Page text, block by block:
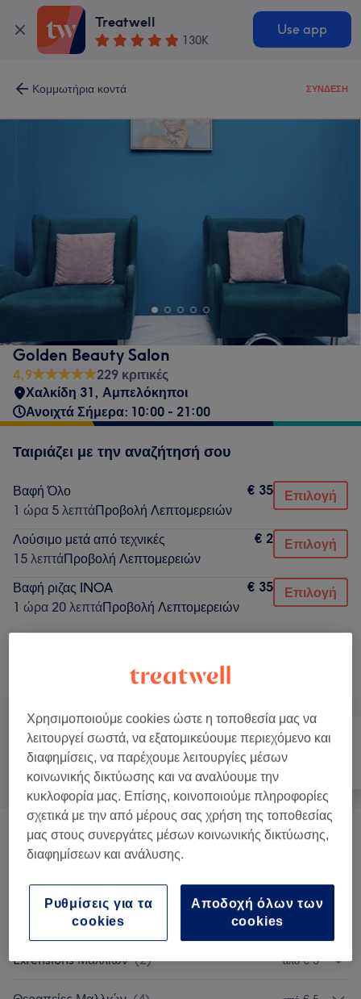
Treatwell
130K
Use app
Κομμωτήρια κοντά ΣΎΝΔΕΣΗ
Golden Beauty Salon
4,9
229 κριτικές
Χαλκίδη 31, Αμπελόκηποι
Ανοιχτά Σήμερα: 10:00 - 21:00
Ταιριάζει με την αναζήτησή σου
Βαφή Όλο
1 ώρα 5 λεπτάΠροβολή Λεπτομερειών
€ 35 Επιλογή
Λούσιμο μετά από τεχνικές
15 λεπτάΠροβολή Λεπτομερειών
€ 2 Επιλογή
Βαφή ριζας INOA
1 ώρα 20 λεπτάΠροβολή Λεπτομερειών
€ 35 Επιλογή
Αναζήτηση υπηρεσιών
Όλα Μαλλιά
Κούρεμα (5) από € 5
Χτενίσματα (6)
Βαφή Μαλλιών (12
Extensions Μαλλιών (2) από € 3
Χρησιμοποιούμε cookies ώστε η τοποθεσία μας να
λειτουργεί σωστά, να εξατομικεύουμε περιεχόμενο και
διαφημίσεις, να παρέχουμε λειτουργίες μέσων
κοινωνικής δικτύωσης και να αναλύουμε την
κυκλοφορία μας. Επίσης, κοινοποιούμε πληροφορίες
σχετικά με την από μέρους σας χρήση της τοποθεσίας
μας στους συνεργάτες μέσων κοινωνικής δικτύωσης,
διαφημίσεων και ανάλυσης.
Αποδοχή όλων των
cookies
Ρυθμίσεις για τα
cookies